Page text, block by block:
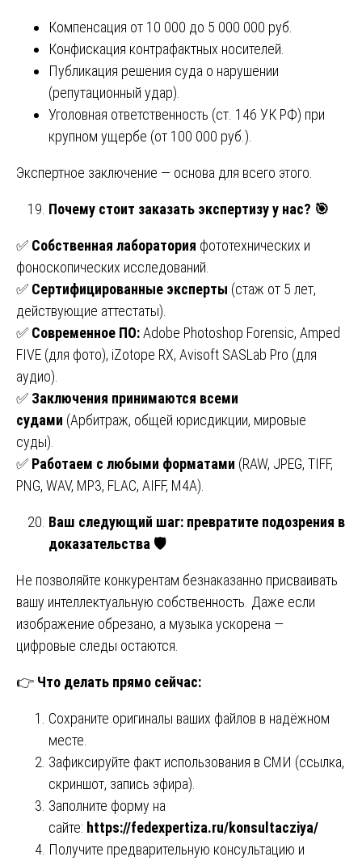
Компенсация от 10 000 до 5 000 000 руб.
Конфискация контрафактных носителей.
Публикация решения суда о нарушении
(репутационный удар).
Уголовная ответственность (ст. 146 УК РФ) при
крупном ущербе (от 100 000 руб.).
Экспертное заключение — основа для всего этого.
Почему стоит заказать экспертизу у нас? 🎯
✅ Собственная лаборатория фототехнических и
фоноскопических исследований.
✅ Сертифицированные эксперты (стаж от 5 лет,
действующие аттестаты).
✅ Современное ПО:Adobe Photoshop Forensic, Amped
FIVE (для фото), iZotope RX, Avisoft SASLab Pro (для
аудио).
✅ Заключения принимаются всеми
судами (Арбитраж, общей юрисдикции, мировые
суды).
✅ Работаем с любыми форматами (RAW, JPEG, TIFF,
PNG, WAV, MP3, FLAC, AIFF, M4A).
Ваш следующий шаг: превратите подозрения в
доказательства 🛡
Не позволяйте конкурентам безнаказанно присваивать
вашу интеллектуальную собственность. Даже если
изображение обрезано, а музыка ускорена —
цифровые следы остаются.
👉 Что делать прямо сейчас:
Сохраните оригиналы ваших файлов в надёжном
месте.
Зафиксируйте факт использования в СМИ (ссылка,
скриншот, запись эфира).
Заполните форму на
сайте: https://fedexpertiza.ru/konsultacziya/
Получите предварительную консультацию и